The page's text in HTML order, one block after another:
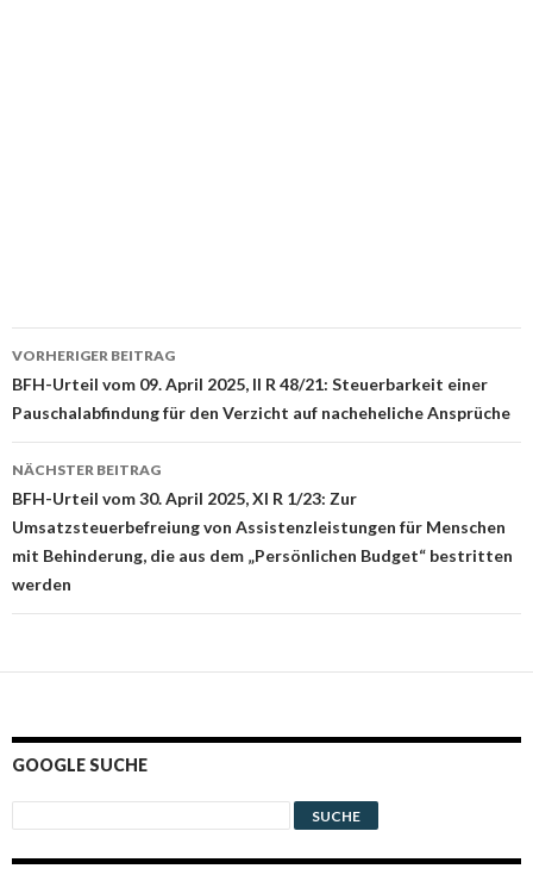
Beitrags-
Navigation
VORHERIGER BEITRAG
BFH-Urteil vom 09. April 2025, II R 48/21: Steuerbarkeit einer
Pauschalabfindung für den Verzicht auf nacheheliche Ansprüche
NÄCHSTER BEITRAG
BFH-Urteil vom 30. April 2025, XI R 1/23: Zur
Umsatzsteuerbefreiung von Assistenzleistungen für Menschen
mit Behinderung, die aus dem „Persönlichen Budget“ bestritten
werden
GOOGLE SUCHE